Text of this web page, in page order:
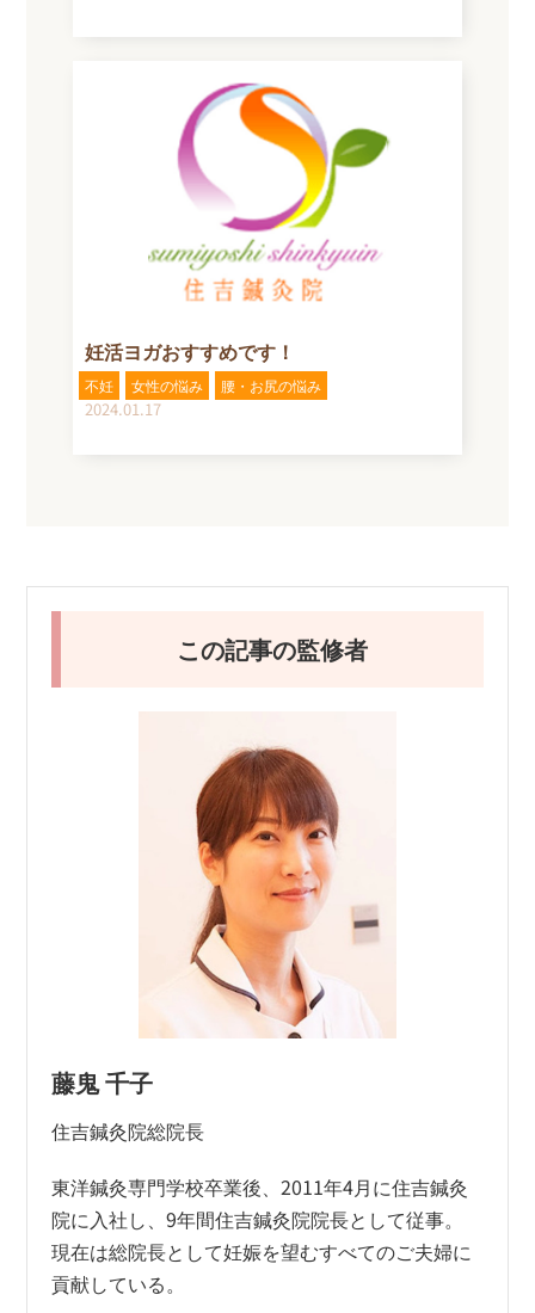
妊活ヨガおすすめです！
不妊 女性の悩み 腰・お尻の悩み
2024.01.17
この記事の監修者
藤鬼 千子
住吉鍼灸院総院長
東洋鍼灸専門学校卒業後、2011年4月に住吉鍼灸
院に入社し、9年間住吉鍼灸院院長として従事。
現在は総院長として妊娠を望むすべてのご夫婦に
貢献している。